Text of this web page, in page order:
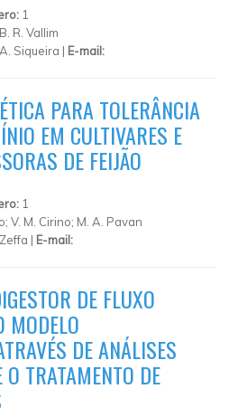
1
R. Vallim
Siqueira | E-mail:
PARA TOLERÂNCIA
EM CULTIVARES E
DE FEIJÃO
1
V. M. Cirino; M. A. Pavan
| E-mail:
DE FLUXO
MODELO
DE ANÁLISES
TRATAMENTO DE